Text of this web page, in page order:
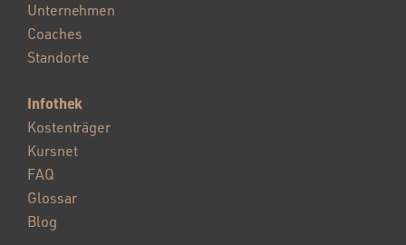
Unternehmen
Coaches
Standorte
Infothek
Kostenträger
Kursnet
FAQ
Glossar
Blog